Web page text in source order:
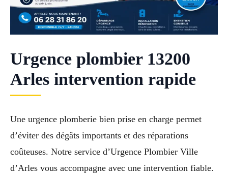
Urgence plombier 13200
Arles intervention rapide
Une urgence plomberie bien prise en charge permet
d’éviter des dégâts importants et des réparations
coûteuses. Notre service d’Urgence Plombier Ville
d’Arles vous accompagne avec une intervention fiable.